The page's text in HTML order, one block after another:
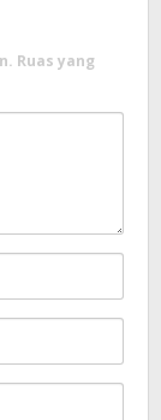
Ruas yang